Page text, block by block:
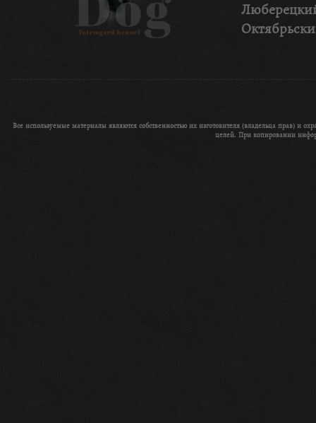
Все используемые материалы являются собственностью их изготовителя (владельца прав)
целей. При копировании